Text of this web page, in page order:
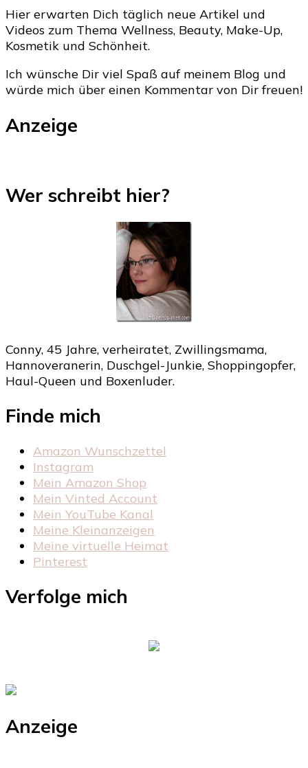
Hier erwarten Dich täglich neue Artikel und
Videos zum Thema Wellness, Beauty, Make-Up,
Kosmetik und Schönheit.
Ich wünsche Dir viel Spaß auf meinem Blog und
würde mich über einen Kommentar von Dir freuen!
Anzeige
Wer schreibt hier?
Conny, 45 Jahre, verheiratet, Zwillingsmama,
Hannoveranerin, Duschgel-Junkie, Shoppingopfer,
Haul-Queen und Boxenluder.
Finde mich
Amazon Wunschzettel
Instagram
Mein Amazon Shop
Mein Vinted Account
Mein YouTube Kanal
Meine Kleinanzeigen
Meine virtuelle Heimat
Pinterest
Verfolge mich
Anzeige